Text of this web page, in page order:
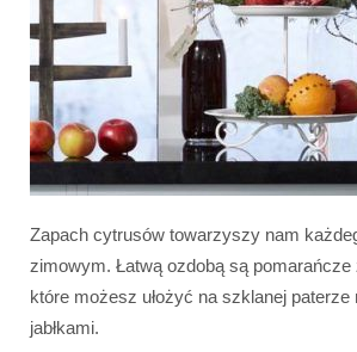
Zapach cytrusów towarzyszy nam
zimowym. Łatwą ozdobą są pomarańcze
które możesz ułożyć na szklanej paterze
jabłkami.